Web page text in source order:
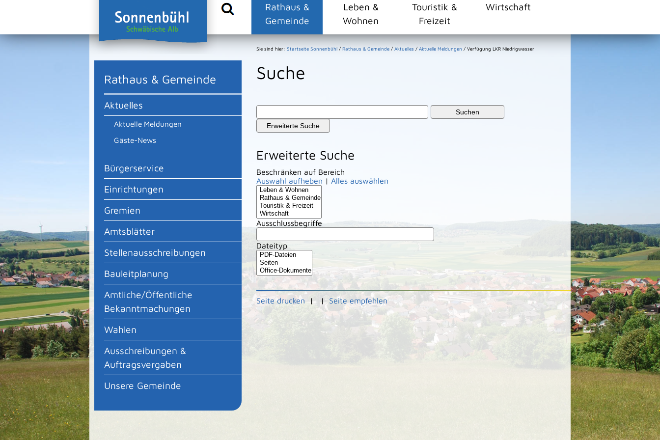
Rathaus &
Gemeinde
Leben &
Wohnen
Touristik &
Freizeit
Wirtschaft
Rathaus & Gemeinde
Aktuelles
Aktuelle Meldungen
Gäste-News
Bürgerservice
Einrichtungen
Gremien
Amtsblätter
Stellenausschreibungen
Bauleitplanung
Amtliche/Öffentliche
Bekanntmachungen
Wahlen
Ausschreibungen &
Auftragsvergaben
Unsere Gemeinde
Sie sind hier: Startseite Sonnenbühl / Rathaus & Gemeinde / Aktuelles / Aktuelle Meldungen / Verfügung LKR Niedrigwasser
Suche
Suchen
Erweiterte Suche
Erweiterte Suche
Beschränken auf Bereich
Auswahl aufheben | Alles auswählen
Ausschlussbegriffe
Dateityp
Seite drucken | | Seite empfehlen